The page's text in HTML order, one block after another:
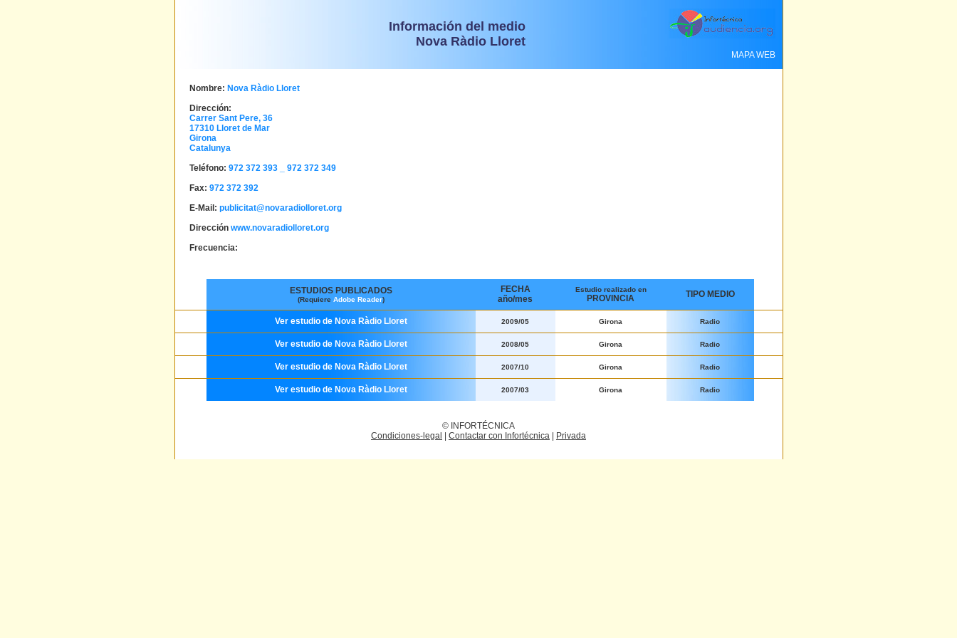
Información del medio
Nova Ràdio Lloret
MAPA WEB
Nombre: Nova Ràdio Lloret
Dirección:
Carrer Sant Pere, 36
17310 Lloret de Mar
Girona
Catalunya
Teléfono: 972 372 393 _ 972 372 349
Fax: 972 372 392
E-Mail: publicitat@novaradiolloret.org
Dirección www.novaradiolloret.org
Frecuencia:
ESTUDIOS PUBLICADOS
(Requiere Adobe Reader)
FECHA
año/mes
Estudio realizado en
PROVINCIA TIPO MEDIO
Ver estudio de Nova Ràdio Lloret 2009/05 Girona Radio
Ver estudio de Nova Ràdio Lloret 2008/05 Girona Radio
Ver estudio de Nova Ràdio Lloret 2007/10 Girona Radio
Ver estudio de Nova Ràdio Lloret 2007/03 Girona Radio
© INFORTÉCNICA
Condiciones-legal
Contactar con Infortécnica Privada